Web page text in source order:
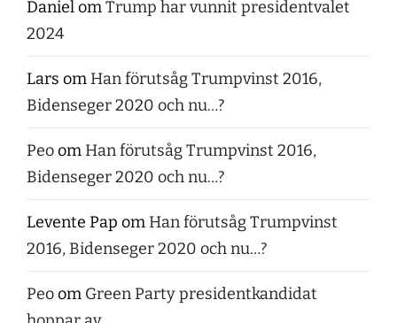
DanielomTrump har vunnit presidentvalet
2024
Lars om Han förutsåg Trumpvinst 2016,
Bidenseger 2020 och nu…?
Peoom Han förutsåg Trumpvinst 2016,
Bidenseger 2020 och nu…?
Levente Pap om Han förutsåg Trumpvinst
2016, Bidenseger 2020 och nu…?
Peoom Green Party presidentkandidat